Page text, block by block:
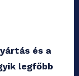
és a
legfőbb